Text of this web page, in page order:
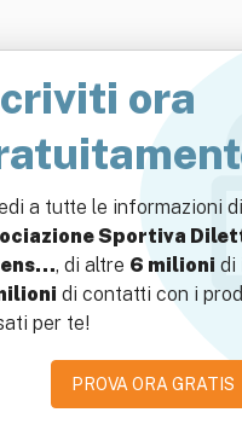
ora
a tutte le informazioni di
Sportiva
, di altre 6 milioni di
di contatti con i
per te!
PROVA ORA GRATIS